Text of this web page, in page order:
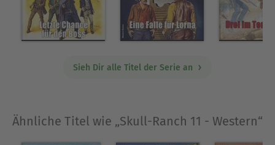
Sieh Dir alle Titel der Serie an
Ähnliche Titel wie „Skull-Ranch 11 - Western“